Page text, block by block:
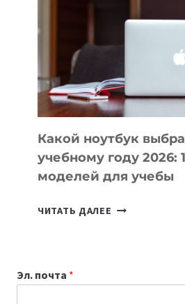
ПОМОГАЮТ
СОЗДАВАТЬ
БЕЗ
СЛОЖНОГО
КОДА
Какой ноутбук
учебному году 2026:
моделей для учебы
ЧИТАТЬ ДАЛЕЕ КАКОЙ
Эл. почта *